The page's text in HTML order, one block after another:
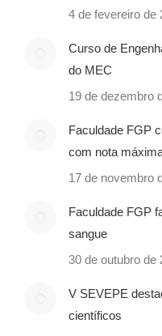
4 de fevereiro de
Curso de
do MEC
19 de dezembro
Faculdade FGP
com nota
17 de novembro
Faculdade FGP
sangue
30 de outubro de
V SEVEPE
científicos